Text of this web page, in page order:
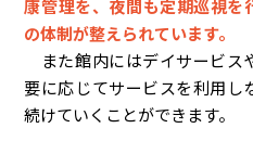
康管理を、夜間も定期巡視
の体制が整えられています。
また館内にはデイサービス
要に応じてサービスを利用し
続けていくことができます。